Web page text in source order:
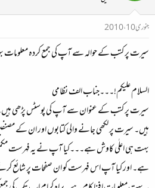
جنوری 10، 2010
سیرت پر کتب کے حوالہ سے آپ کی جمع کردہ معلومات
السلام علیکم!۔۔۔جناب الف نظامی
سیرت پر کتب کے عنوان سے آپ کی پوسٹس پڑھی ہیں۔
بہت ہی اعلٰی کاوش ہے۔۔۔کیا آپ نے یہ فہرست مکمل
ہے۔ اور کیا آپ اس فہرست کو ان صفحات پر شائع کرنے